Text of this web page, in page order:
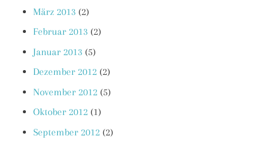
März 2013 (2)
Februar 2013 (2)
Januar 2013 (5)
Dezember 2012 (2)
November 2012 (5)
Oktober 2012 (1)
September 2012 (2)